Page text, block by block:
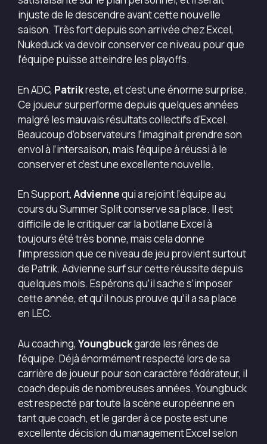
injuste de le descendre avant cette nouvelle
saison. Très fort depuis son arrivée chez Excel,
Nukeduck va devoir conserver ce niveau pour que
l’équipe puisse atteindre les playoffs.
En ADC, Patrikreste, et c’est une énorme surprise.
Ce joueur surperforme depuis quelques années
malgré les mauvais résultats collectifs d’Excel.
Beaucoup d’observateurs l’imaginait prendre son
envol à l’intersaison, mais l’équipe à réussi à le
conserver et c’est une excellente nouvelle.
En Support, Adviennequi a rejoint l’équipe au
cours du Summer Split conserve sa place. Il est
difficile de le critiquer car la botlane Excel à
toujours été très bonne, mais cela donne
l’impression que ce niveau de jeu provient surtout
de Patrik. Advienne surf sur cette réussite depuis
quelques mois. Espérons qu’il sache s’imposer
cette année, et qu’il nous prouve qu’il a sa place
en LEC.
Au coaching, Youngbuckgarde les rênes de
l’équipe. Déjà énormément respecté lors de sa
carrière de joueur pour son caractère fédérateur, il
coach depuis de nombreuses années. Youngbuck
est respecté par toute la scène européenne en
tant que coach, et le garder à ce poste est une
excellente décision du management Excel selon